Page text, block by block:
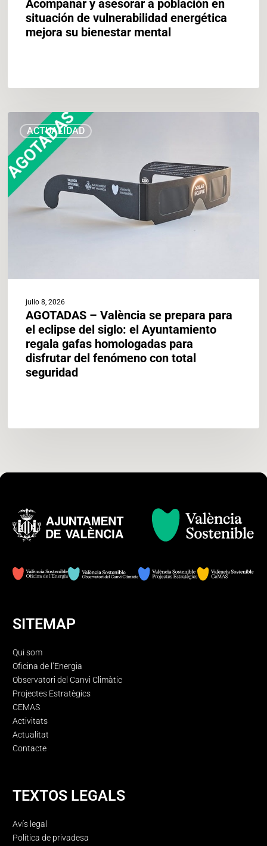
Acompañar y asesorar a población en
situación de vulnerabilidad energética
mejora su bienestar mental
ACTUALIDAD
AGOTADAS
València
se
prepara
para
el
eclipse
gafas
homologadas
fenómeno
julio 8, 2026
AGOTADAS – València se prepara para
el eclipse del siglo: el Ayuntamiento
regala gafas homologadas para
disfrutar del fenómeno con total
seguridad
SITEMAP
Qui som
Oficina de l’Energia
Observatori del Canvi Climàtic
Projectes Estratègics
CEMAS
Activitats
Actualitat
Contacte
TEXTOS LEGALS
Avís legal
Política de privadesa